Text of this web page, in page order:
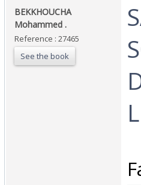
‎BEKKHOUCHA
Mohammed .‎
Reference : 27465
See the book